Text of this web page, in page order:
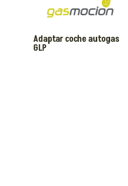
Adaptar coche autogas
GLP